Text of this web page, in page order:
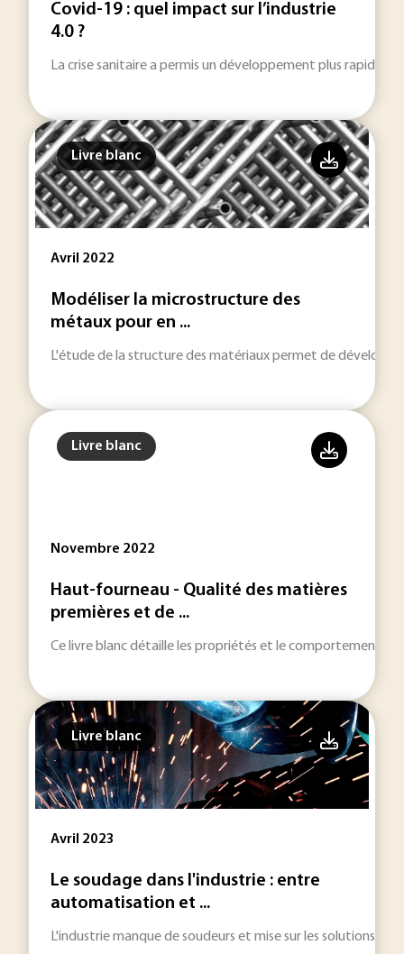
Covid-19 : quel impact sur l’industrie
4.0 ?
La crise sanitaire a permis un développement plus rapide de
Livre blanc
Avril 2022
Modéliser la microstructure des
métaux pour en ...
L'étude de la structure des matériaux permet de
Livre blanc
Novembre 2022
Haut-fourneau - Qualité des matières
premières et de ...
Ce livre blanc détaille les propriétés et le comportement
Livre blanc
Avril 2023
Le soudage dans l'industrie : entre
automatisation et ...
L'industrie manque de soudeurs et mise sur les solutions